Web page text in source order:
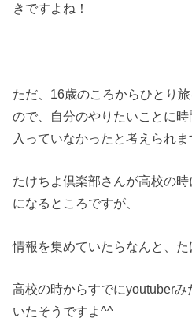
きですよね！
ただ、16歳のころからひとり
ので、自分のやりたいことに
入っていなかったと考えられま
たけちよ倶楽部さんが高校の
になるところですが、
情報を集めていたらなんと、た
高校の時からすでにyoutuber
いたそうですよ^^